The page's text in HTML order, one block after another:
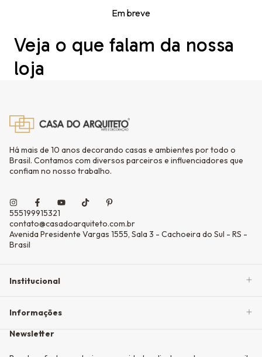
Em breve
Veja o que falam da nossa
loja
Há mais de 10 anos decorando casas e ambientes por todo o
Brasil. Contamos com diversos parceiros e influenciadores que
confiam no nosso trabalho.
555199915321
contato@casadoarquiteto.com.br
Avenida Presidente Vargas 1555, Sala 3 - Cachoeira do Sul - RS -
Brasil
Institucional
Informações
Newsletter